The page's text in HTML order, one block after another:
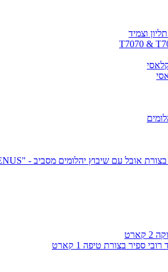
וצמיד
T7070 &
ספיר בצורת טיפה 1 קארט